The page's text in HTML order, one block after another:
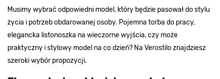
Musimy wybrać odpowiedni model, który będzie pasował do stylu
życia i potrzeb obdarowanej osoby. Pojemna torba do pracy,
elegancka listonoszka na wieczorne wyjścia, czy może
praktyczny i stylowy model na co dzień? Na Verostilo znajdziesz
szeroki wybór propozycji.